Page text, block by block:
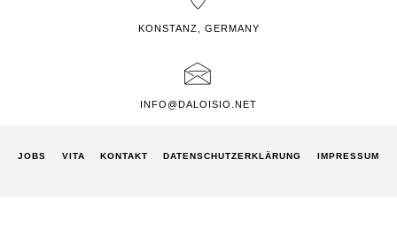
KONSTANZ, GERMANY
INFO@DALOISIO.NET
JOBS VITA KONTAKT DATENSCHUTZ­ERKLÄRUNG IMPRESSUM